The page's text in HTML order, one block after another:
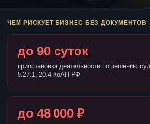
ЧЕМ РИСКУЕТ БИЗНЕС БЕЗ ДОКУМЕНТОВ
до 90 суток
приостановка деятельности по решению
5.27.1, 20.4 КоАП РФ
до 48 000 ₽